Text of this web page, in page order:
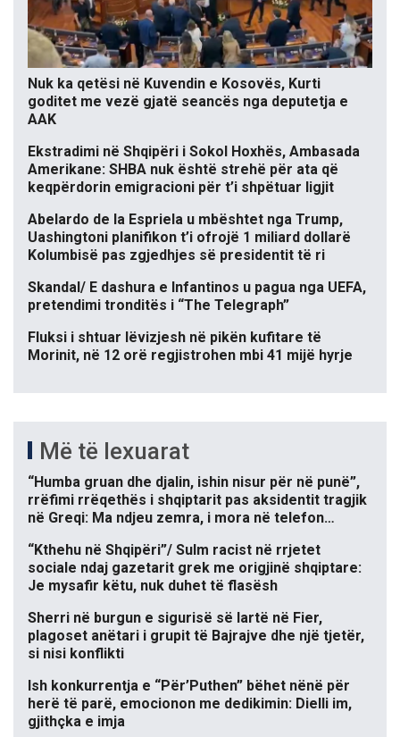
Nuk ka qetësi në Kuvendin e Kosovës, Kurti
goditet me vezë gjatë seancës nga deputetja e
AAK
Ekstradimi në Shqipëri i Sokol Hoxhës, Ambasada
Amerikane: SHBA nuk është strehë për ata që
keqpërdorin emigracioni për t’i shpëtuar ligjit
Abelardo de la Espriela u mbështet nga Trump,
Uashingtoni planifikon t’i ofrojë 1 miliard dollarë
Kolumbisë pas zgjedhjes së presidentit të ri
Skandal/ E dashura e Infantinos u pagua nga UEFA,
pretendimi tronditës i “The Telegraph”
Fluksi i shtuar lëvizjesh në pikën kufitare të
Morinit, në 12 orë regjistrohen mbi 41 mijë hyrje
Më të lexuarat
“Humba gruan dhe djalin, ishin nisur për në punë”,
rrëfimi rrëqethës i shqiptarit pas aksidentit tragjik
në Greqi: Ma ndjeu zemra, i mora në telefon…
“Kthehu në Shqipëri”/ Sulm racist në rrjetet
sociale ndaj gazetarit grek me origjinë shqiptare:
Je mysafir këtu, nuk duhet të flasësh
Sherri në burgun e sigurisë së lartë në Fier,
plagoset anëtari i grupit të Bajrajve dhe një tjetër,
si nisi konflikti
Ish konkurrentja e “Për’Puthen” bëhet nënë për
herë të parë, emocionon me dedikimin: Dielli im,
gjithçka e imja